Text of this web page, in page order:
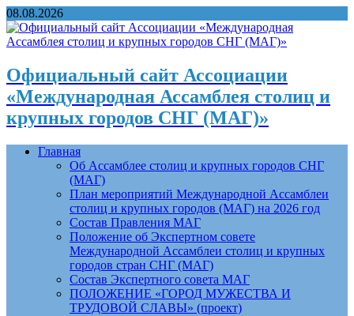
08.08.2026
Официальный сайт Ассоциации
«Международная Ассамблея столиц и
крупных городов СНГ (МАГ)»
Главная
Об Ассамблее столиц и крупных городов СНГ
(МАГ)
План мероприятий Международной Ассамблеи
столиц и крупных городов (МАГ) на 2026 год
Состав Правления МАГ
Положение об Экспертном совете
Международной Ассамблеи столиц и крупных
городов стран СНГ (МАГ)
Состав Экспертного совета МАГ
ПОЛОЖЕНИЕ «ГОРОД МУЖЕСТВА И
ТРУДОВОЙ СЛАВЫ» (проект)